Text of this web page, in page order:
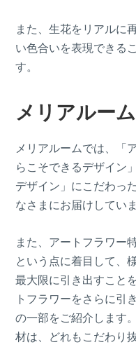
また、生花をリアルに
い色合いを表現できる
す。
メリアルー
メリアルームでは、「
らこそできるデザイン
デザイン」にこだわっ
なさまにお届けしていま
また、アートフラワー
という点に着目して、
最大限に引き出すこと
トフラワーをさらに引
の一部をご紹介します
材は、どれもこだわり